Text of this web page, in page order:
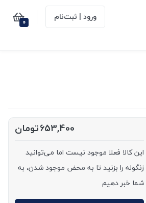
ورود | ثبت‌نام 0
653,400تومان
این کالا فعلا موجود نیست اما می‌توانید
زنگوله را بزنید تا به محض موجود شدن، به
شما خبر دهیم